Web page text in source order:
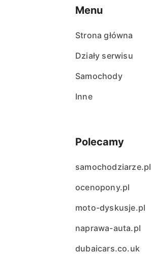
Menu
Strona główna
Działy serwisu
Samochody
Inne
Polecamy
samochodziarze.pl
ocenopony.pl
moto-dyskusje.pl
naprawa-auta.pl
dubaicars.co.uk